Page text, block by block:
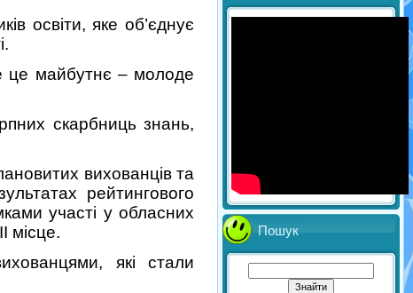
освіти, яке об’єднує
це майбутнє – молоде
скарбниць знань,
вихованців та
рейтингового
участі у обласних
місце.
які стали
Пошук